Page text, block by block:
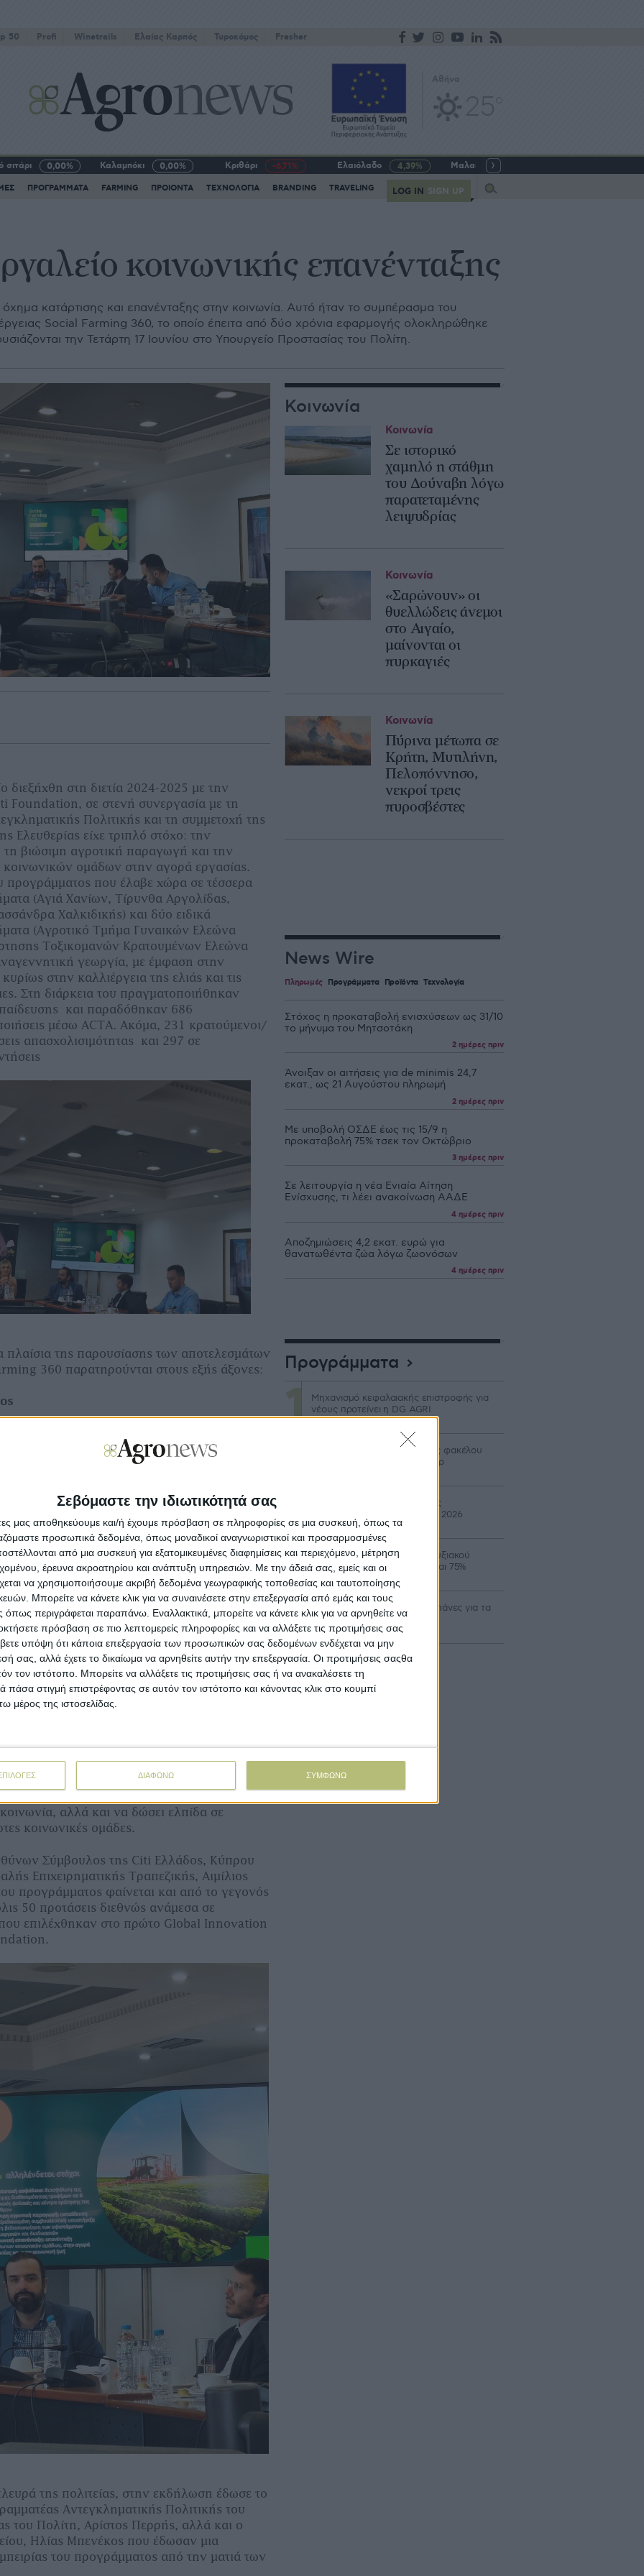
Σεβόμαστε την ιδιωτικότητά σας
μας αποθηκεύουμε και/ή έχουμε πρόσβαση σε πληροφορίες σε μια συσκευή, όπως τα
προσωπικά δεδομένα, όπως μοναδικοί αναγνωριστικοί και προσαρμοσμένες
από μια συσκευή για εξατομικευμένες διαφημίσεις και περιεχόμενο, μέτρηση
έρευνα ακροατηρίου και ανάπτυξη υπηρεσιών. Με την άδειά σας, εμείς και οι
να χρησιμοποιήσουμε ακριβή δεδομένα γεωγραφικής τοποθεσίας και ταυτοποίησης
Μπορείτε να κάνετε κλικ για να συναινέσετε στην επεξεργασία από εμάς και τους
περιγράφεται παραπάνω. Εναλλακτικά, μπορείτε να κάνετε κλικ για να αρνηθείτε να
πρόσβαση σε πιο λεπτομερείς πληροφορίες και να αλλάξετε τις προτιμήσεις σας
υπόψη ότι κάποια επεξεργασία των προσωπικών σας δεδομένων ενδέχεται να μην
σας, αλλά έχετε το δικαίωμα να αρνηθείτε αυτήν την επεξεργασία. Οι προτιμήσεις σαςθα
τον ιστότοπο. Μπορείτε να αλλάξετε τις προτιμήσεις σας ή να ανακαλέσετε τη
στιγμή επιστρέφοντας σε αυτόν τον ιστότοπο και κάνοντας κλικ στο κουμπί
μέρος της ιστοσελίδας.
ΔΙΑΦΩΝΩ ΣΥΜΦΩΝΩ
50 Profi Winetrails Eλαίας Καρπός Τυροκόμος Fresher
σιτάρι 0,00% Καλαμπόκι 0,00% Κριθάρι -6,71% Ελαιόλαδο 4,39% Μαλακό σιτάρι
ΠΡΟΓΡΑΜΜΑΤΑ FARMING ΠΡΟΙΟΝΤΑ ΤΕΧΝΟΛΟΓΙΑ BRANDING TRAVELING LOG IN SIGN UP
κοινωνικής επανένταξης
κατάρτισης και επανένταξης στην κοινωνία. Αυτό ήταν το συμπέρασμα του
Social Farming 360, το οποίο έπειτα από δύο χρόνια εφαρμογής ολοκληρώθηκε
την Τετάρτη 17 Ιουνίου στο Υπουργείο Προστασίας του Πολίτη.
διεξήχθη στη διετία 2024-2025 με την
Foundation, σε στενή συνεργασία με τη
Πολιτικής και τη συμμετοχή της
Ελευθερίας είχε τριπλό στόχο: την
τη βιώσιμη αγροτική παραγωγή και την
ομάδων στην αγορά εργασίας.
προγράμματος που έλαβε χώρα σε τέσσερα
(Αγιά Χανίων, Τίρυνθα Αργολίδας,
Χαλκιδικής) και δύο ειδικά
(Αγροτικό Τμήμα Γυναικών Ελεώνα
Τοξικομανών Κρατουμένων Ελεώνα
γεωργία, με έμφαση στην
στην καλλιέργεια της ελιάς και τις
Στη διάρκεια του πραγματοποιήθηκαν
και παραδόθηκαν 686
μέσω ACTA. Ακόμα, 231 κρατούμενοι/
απασχολισιμότητας και 297 σε
της παρουσίασης των αποτελεσμάτων
360 παρατηρούνται στους εξής άξονες:
νόμιμης απασχόλησης στο μέλλον.
πρακτικών.
γεωργικών συστημάτων εντός των
ιδρυμάτων σε τρόφιμα.
Σύμβουλος του Οργανισμού Νέα
Λαζαρίδου, το Social Farming 360
πιλοτικό μοντέλο και παρακαταθήκη για
πολιτική. Παράλληλα, επεσήμανε ότι
κοινωνική γεωργία ως όχημα κατάρτισης
αλλά και να δώσει ελπίδα σε
κοινωνικές ομάδες.
Σύμβουλος της Citi Ελλάδος, Κύπρου
Επιχειρηματικής Τραπεζικής, Αιμίλιος
προγράμματος φαίνεται και από το γεγονός
50 προτάσεις διεθνώς ανάμεσα σε
επιλέχθηκαν στο πρώτο Global Innovation
της πολιτείας, στην εκδήλωση έδωσε το
Αντεγκληματικής Πολιτικής του
του Πολίτη, Αρίστος Περρής, αλλά και ο
Ηλίας Μπενέκος που έδωσαν μια
του προγράμματος από την ματιά των
Κοινωνία
Σε ιστορικό
χαμηλό η στάθμη
του Δούναβη λόγω
παρατεταμένης
λειψυδρίας
Κοινωνία
«Σαρώνουν» οι
θυελλώδεις άνεμοι
στο Αιγαίο,
μαίνονται οι
πυρκαγιές
Κοινωνία
Πύρινα μέτωπα σε
Κρήτη, Μυτιλήνη,
Πελοπόννησο,
νεκροί τρεις
πυροσβέστες
Κοινωνία
News Wire
Πληρωμές Προγράμματα Προϊόντα Τεχνολογία
Στόχος η προκαταβολή ενισχύσεων ως 31/10
το μήνυμα του Μητσοτάκη
2 ημέρες πριν
Άνοιξαν οι αιτήσεις για de minimis 24,7
εκατ., ως 21 Αυγούστου πληρωμή
2 ημέρες πριν
Με υποβολή ΟΣΔΕ έως τις 15/9 η
προκαταβολή 75% τσεκ τον Οκτώβριο
3 ημέρες πριν
Σε λειτουργία η νέα Ενιαία Αίτηση
Ενίσχυσης, τι λέει ανακοίνωση ΑΑΔΕ
4 ημέρες πριν
Αποζημιώσεις 4,2 εκατ. ευρώ για
θανατωθέντα ζώα λόγω ζωονόσων
4 ημέρες πριν
Προγράμματα
Μηχανισμό κεφαλαιακής επιστροφής για
νέους προτείνει η DG AGRI
Μερίδιο έως 40% σε δαπάνες φακέλου
στον Αναπτυξιακό για τρακτέρ
Καταβολή 24,8 εκατ. β’ δόσης
επιστροφής ΕΦΚ πετρελαίου 2026
Άνοιξε ο νέος κύκλος Αναπτυξιακού
αγροτών με επιδότηση έως και 75%
Αναδρομικά επιλέξιμες οι δαπάνες για τα
νέα Σχέδια Βελτίωσης